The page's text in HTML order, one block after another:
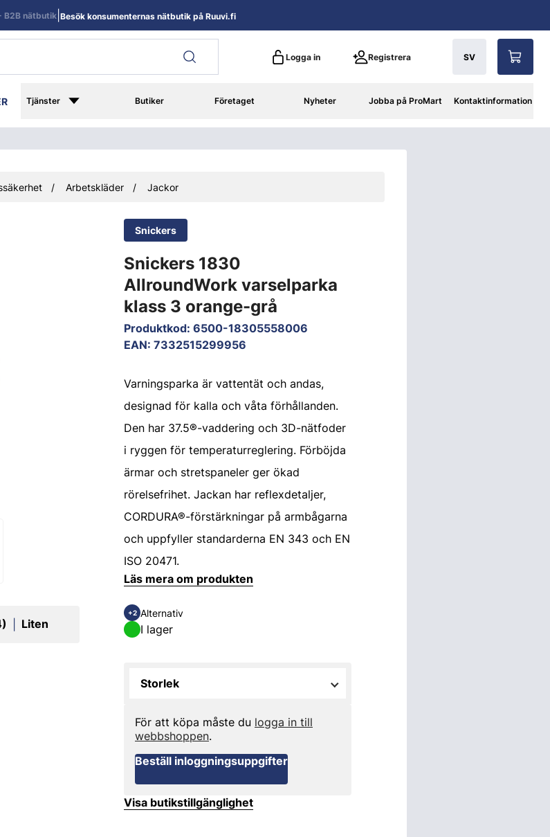
Logga in Registrera SV
Tjänster Butiker Företaget Nyheter Jobba på ProMart Kontaktinformation
B2B nätbutik Besök konsumenternas nätbutik på Ruuvi.fi
Arbetskläder Jackor
Snickers
Snickers 1830
AllroundWork varselparka
klass 3 orange-grå
Produktkod: 6500-18305558006
EAN: 7332515299956
Liten
Varningsparka är vattentät och andas,
designad för kalla och våta förhållanden.
Den har 37.5®-vaddering och 3D-nätfoder
i ryggen för temperaturreglering. Förböjda
ärmar och stretspaneler ger ökad
rörelsefrihet. Jackan har reflexdetaljer,
CORDURA®-förstärkningar på armbågarna
och uppfyller standarderna EN 343 och EN
ISO 20471.
Läs mera om produkten
+2 Alternativ
I lager
Storlek
För att köpa måste du logga in till
webbshoppen.
Beställ inloggningsuppgifter
Visa butikstillgänglighet